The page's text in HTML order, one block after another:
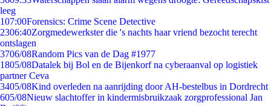
leeg
107:00Forensics: Crime Scene Detective
2306:40Zorgmedewerkster die 's nachts haar vriend bezocht terecht
ontslagen
3706/08Random Pics van de Dag #1977
1805/08Datalek bij Bol en de Bijenkorf na cyberaanval op logistiek
partner Ceva
3405/08Kind overleden na aanrijding door AH-bestelbus in Dordrecht
605/08Nieuw slachtoffer in kindermisbruikzaak zorgprofessional Jan